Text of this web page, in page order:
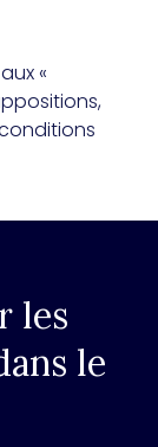
«
les
le